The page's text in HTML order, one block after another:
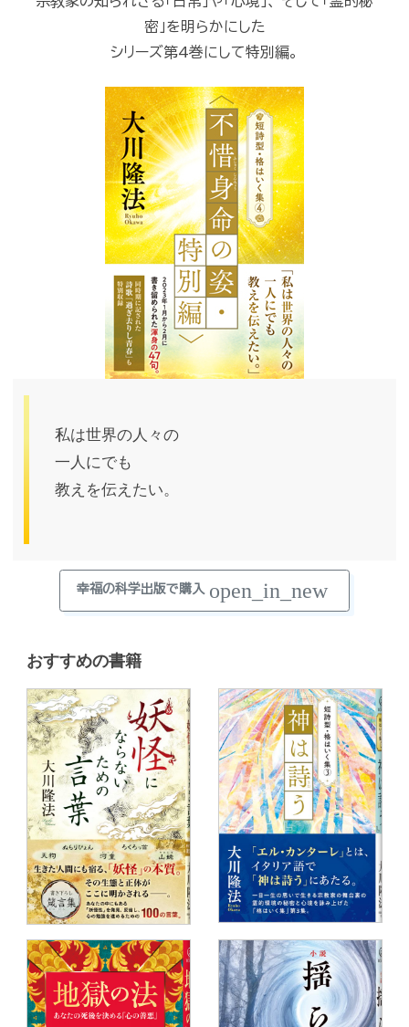
密」を明らかにした
シリーズ第4巻にして特別編。
私は世界の人々の
一人にでも
教えを伝えたい。
幸福の科学出版で購入 open_in_new
おすすめの書籍